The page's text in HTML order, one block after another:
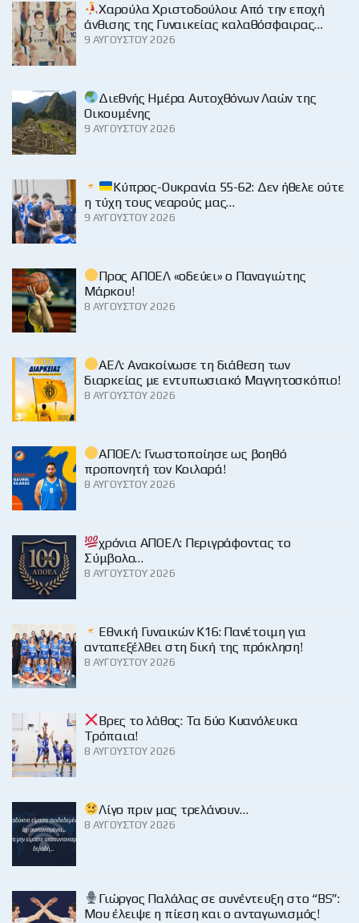
Χαρούλα Χριστοδούλου: Από την εποχή
άνθισης της Γυναικείας καλαθόσφαιρας…
9 ΑΥΓΟΎΣΤΟΥ 2026
Διεθνής Ημέρα Αυτοχθόνων Λαών της
Οικουμένης
9 ΑΥΓΟΎΣΤΟΥ 2026
Κύπρος-Ουκρανία 55-62: Δεν ήθελε ούτε
η τύχη τους νεαρούς μας…
9 ΑΥΓΟΎΣΤΟΥ 2026
Προς ΑΠΟΕΛ «οδεύει» ο Παναγιώτης
Μάρκου!
8 ΑΥΓΟΎΣΤΟΥ 2026
ΑΕΛ: Ανακοίνωσε τη διάθεση των
διαρκείας με εντυπωσιακό Μαγνητοσκόπιο!
8 ΑΥΓΟΎΣΤΟΥ 2026
ΑΠΟΕΛ: Γνωστοποίησε ως βοηθό
προπονητή τον Κοιλαρά!
8 ΑΥΓΟΎΣΤΟΥ 2026
χρόνια ΑΠΟΕΛ: Περιγράφοντας το
Σύμβολο…
8 ΑΥΓΟΎΣΤΟΥ 2026
Εθνική Γυναικών Κ16: Πανέτοιμη για
ανταπεξέλθει στη δική της πρόκληση!
8 ΑΥΓΟΎΣΤΟΥ 2026
Βρες το λάθος: Τα δύο Κυανόλευκα
Τρόπαια!
8 ΑΥΓΟΎΣΤΟΥ 2026
Λίγο πριν μας τρελάνουν…
8 ΑΥΓΟΎΣΤΟΥ 2026
Γιώργος Παλάλας σε συνέντευξη στο “BS”:
Μου έλειψε η πίεση και ο ανταγωνισμός!